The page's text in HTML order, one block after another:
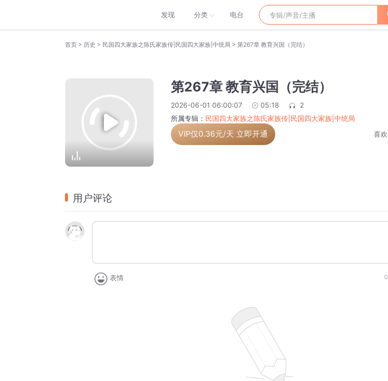
发现 分类 电台
首页 > 历史 > 民国四大家族之陈氏家族传|民国四大家族|中统局 > 第267章 教育兴国（完结）
第267章 教育兴国（完结）
2026-06-01 06:00:07 05:18
2
所属专辑： 民国四大家族之陈氏家族传|民国四大家族|中统局
VIP仅0.36元/天 立即开通 喜欢
用户评论
表情 0